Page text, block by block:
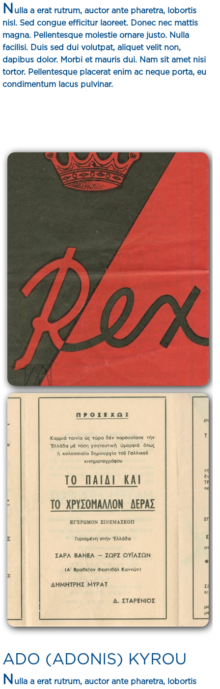
N ulla a erat rutrum, auctor ante pharetra, lobortis
nisl. Sed congue efficitur laoreet. Donec nec mattis
magna. Pellentesque molestie ornare justo. Nulla
facilisi. Duis sed dui volutpat, aliquet velit non,
dapibus dolor. Morbi et mauris dui. Nam sit amet nisi
tortor. Pellentesque placerat enim ac neque porta, eu
condimentum lacus pulvinar.
ADO (ADONIS) KYROU
N ulla a erat rutrum, auctor ante pharetra, lobortis